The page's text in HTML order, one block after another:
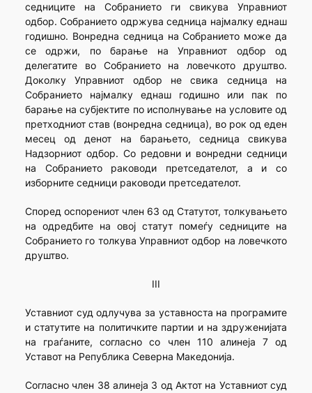
седниците на Собранието ги свикува Управниот
одбор. Собранието одржува седница најмалку еднаш
годишно. Вонредна седница на Собранието може да
се одржи, по барање на Управниот одбор од
делегатите во Собранието на ловечкото друштво.
Доколку Управниот одбор не свика седница на
Собранието најмалку еднаш годишно или пак по
барање на субјектите по исполнување на условите од
претходниот став (вонредна седница), во рок од еден
месец од денот на барањето, седница свикува
Надзорниот одбор. Со редовни и вонредни седници
на Собранието раководи претседателот, а и со
изборните седници раководи претседателот.
Според оспорениот член 63 од Статутот, толкувањето
на одредбите на овој статут помеѓу седниците на
Собранието го толкува Управниот одбор на ловечкото
друштво.
III
Уставниот суд одлучува за уставноста на програмите
и статутите на политичките партии и на здруженијата
на граѓаните, согласно со член 110 алинеја 7 од
Уставот на Република Северна Македонија.
Согласно член 38 алинеја 3 од Актот на Уставниот суд